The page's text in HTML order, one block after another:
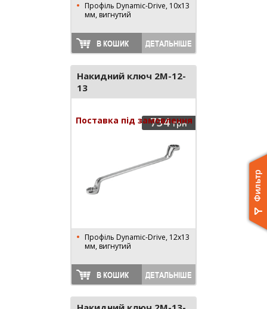
Профіль Dynamic-Drive, 10x13
мм, вигнутий
В КОШИК ДЕТАЛЬНІШЕ
Накидний ключ 2M-12-
13
734грн
Поставка під замовлення
Профіль Dynamic-Drive, 12x13
мм, вигнутий
В КОШИК ДЕТАЛЬНІШЕ